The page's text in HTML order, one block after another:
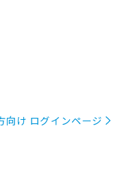
向け ログインページ